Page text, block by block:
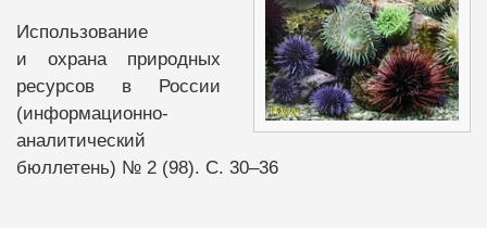
Использование
и охрана природных
ресурсов в России
(информационно-
аналитический
бюллетень) № 2 (98). С. 30–36